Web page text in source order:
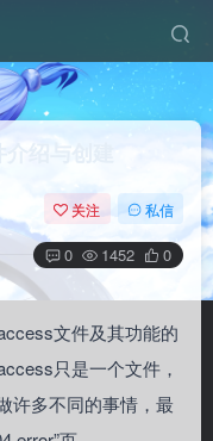
绍与创建
关注 私信
0 1452 0
文件及其功能的
只是一个文件，
许多不同的事情，最